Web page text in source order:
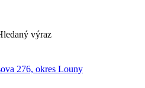
výraz
276, okres Louny